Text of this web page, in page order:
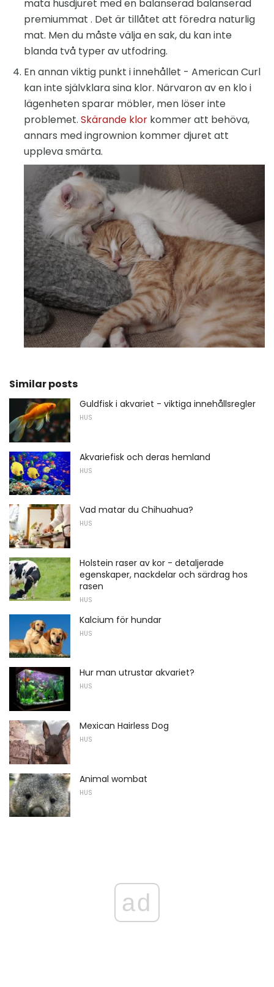
mata husdjuret med en balanserad balanserad
premiummat . Det är tillåtet att föredra naturlig
mat. Men du måste välja en sak, du kan inte
blanda två typer av utfodring.
En annan viktig punkt i innehållet - American Curl
kan inte självklara sina klor. Närvaron av en klo i
lägenheten sparar möbler, men löser inte
problemet. Skärande klor kommer att behöva,
annars med ingrownion kommer djuret att
uppleva smärta.
Similar posts
Guldfisk i akvariet - viktiga innehållsregler
HUS
Akvariefisk och deras hemland
HUS
Vad matar du Chihuahua?
HUS
Holstein raser av kor - detaljerade
egenskaper, nackdelar och särdrag hos
rasen
HUS
Kalcium för hundar
HUS
Hur man utrustar akvariet?
HUS
Mexican Hairless Dog
HUS
Animal wombat
HUS
ad